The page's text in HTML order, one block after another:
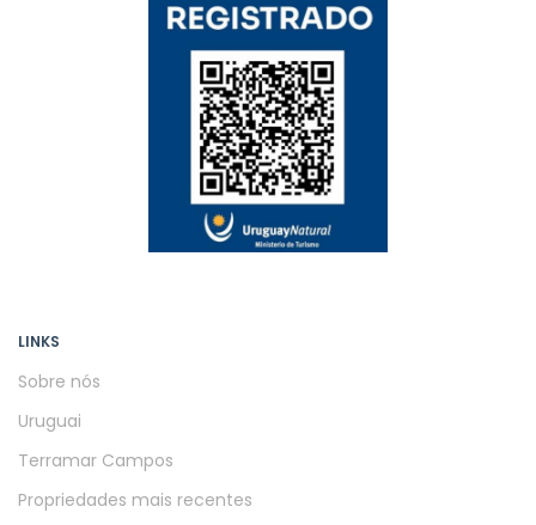
LINKS
Sobre nós
Uruguai
Terramar Campos
Propriedades mais recentes